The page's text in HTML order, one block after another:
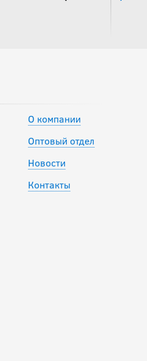
раковиной SHOCK
DOCTOR CORE
COMPRESSION JR
1 990руб.
О компании
Оптовый отдел
Новости
Контакты